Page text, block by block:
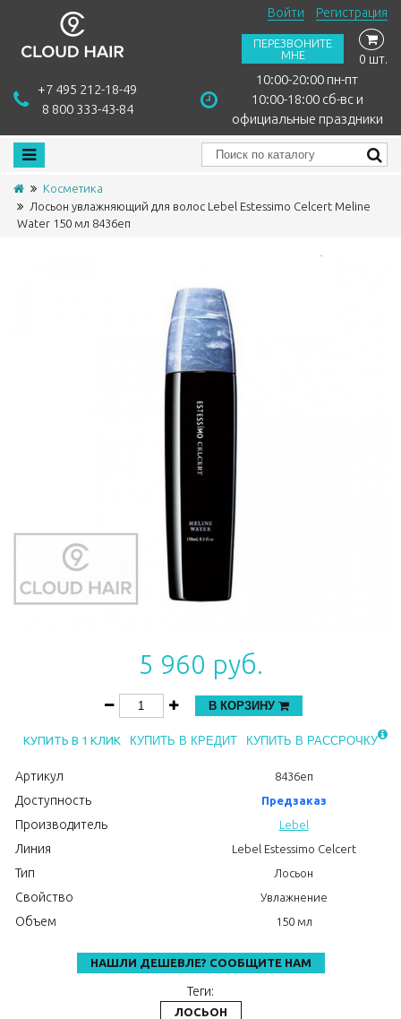
+7 495 212-18-49
8 800 333-43-84
10:00-20:00 пн-пт
10:00-18:00 сб-вс и
официальные праздники
Войти Регистрация
ПЕРЕЗВОНИТЕ
МНЕ
0 шт.
Косметика
Лосьон увлажняющий для волос Lebel Estessimo Celcert Meline
Water 150 мл 8436еп
5 960 руб.
В КОРЗИНУ
КУПИТЬ В 1 КЛИК КУПИТЬ В КРЕДИТ КУПИТЬ В РАССРОЧКУ
Артикул 8436еп
Доступность Предзаказ
Производитель Lebel
Линия Lebel Estessimo Celcert
Тип Лосьон
Свойство Увлажнение
Объем 150 мл
НАШЛИ ДЕШЕВЛЕ? СООБЩИТЕ НАМ
Теги:
ЛОСЬОН